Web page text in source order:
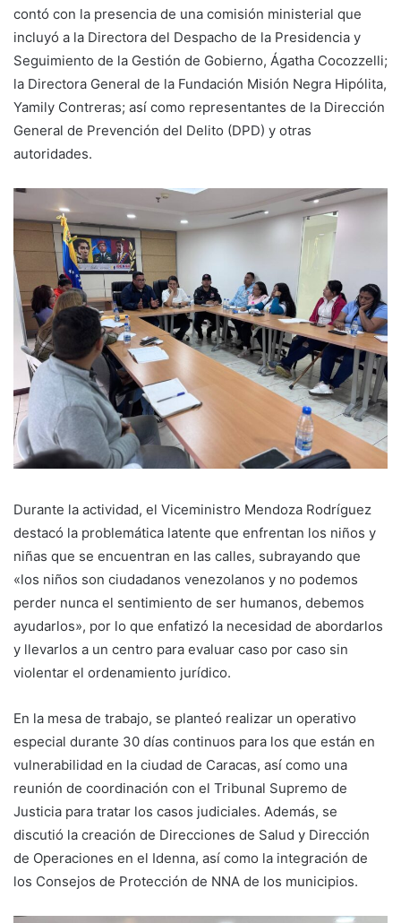
contó con la presencia de una comisión ministerial que
incluyó a la Directora del Despacho de la Presidencia y
Seguimiento de la Gestión de Gobierno, Ágatha Cocozzelli;
la Directora General de la Fundación Misión Negra Hipólita,
Yamily Contreras; así como representantes de la Dirección
General de Prevención del Delito (DPD) y otras
autoridades.
Durante la actividad, el Viceministro Mendoza Rodríguez
destacó la problemática latente que enfrentan los niños y
niñas que se encuentran en las calles, subrayando que
«los niños son ciudadanos venezolanos y no podemos
perder nunca el sentimiento de ser humanos, debemos
ayudarlos», por lo que enfatizó la necesidad de abordarlos
y llevarlos a un centro para evaluar caso por caso sin
violentar el ordenamiento jurídico.
En la mesa de trabajo, se planteó realizar un operativo
especial durante 30 días continuos para los que están en
vulnerabilidad en la ciudad de Caracas, así como una
reunión de coordinación con el Tribunal Supremo de
Justicia para tratar los casos judiciales. Además, se
discutió la creación de Direcciones de Salud y Dirección
de Operaciones en el Idenna, así como la integración de
los Consejos de Protección de NNA de los municipios.